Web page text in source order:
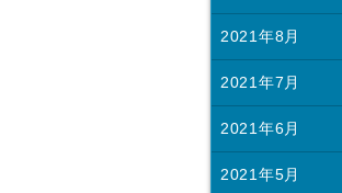
2021年8月
2021年7月
2021年6月
2021年5月